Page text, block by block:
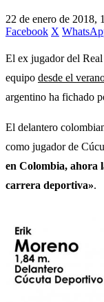
22 de enero de 2018,
Facebook X
El ex jugador del
equipo desde el
argentino ha fichado
El delantero
como jugador de
en Colombia, ahora
carrera deportiva».